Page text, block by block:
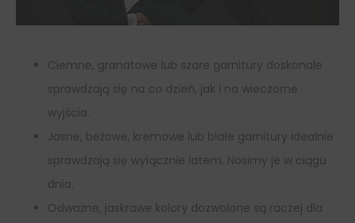
Ciemne, granatowe lub szare garnitury doskonale
sprawdzają się na co dzień, jak i na wieczorne
wyjścia.
Jasne, beżowe, kremowe lub białe garnitury idealnie
sprawdzają się wyłącznie latem. Nosimy je w ciągu
dnia.
Odważne, jaskrawe kolory dozwolone są raczej dla